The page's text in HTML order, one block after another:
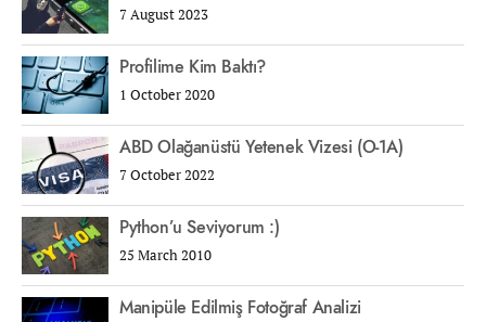
7 August 2023
Profilime Kim Baktı?
1 October 2020
ABD Olağanüstü Yetenek Vizesi (O-1A)
7 October 2022
Python’u Seviyorum :)
25 March 2010
Manipüle Edilmiş Fotoğraf Analizi